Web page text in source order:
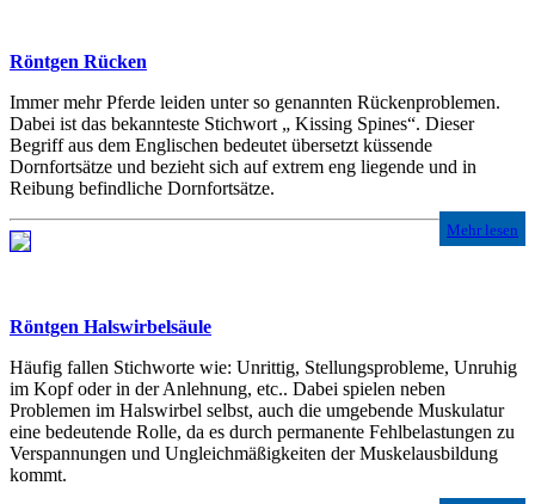
Röntgen Rücken
Immer mehr Pferde leiden unter so genannten Rückenproblemen.
Dabei ist das bekannteste Stichwort „ Kissing Spines“. Dieser
Begriff aus dem Englischen bedeutet übersetzt küssende
Dornfortsätze und bezieht sich auf extrem eng liegende und in
Reibung befindliche Dornfortsätze.
Mehr lesen
Röntgen Halswirbelsäule
Häufig fallen Stichworte wie: Unrittig, Stellungsprobleme, Unruhig
im Kopf oder in der Anlehnung, etc.. Dabei spielen neben
Problemen im Halswirbel selbst, auch die umgebende Muskulatur
eine bedeutende Rolle, da es durch permanente Fehlbelastungen zu
Verspannungen und Ungleichmäßigkeiten der Muskelausbildung
kommt.